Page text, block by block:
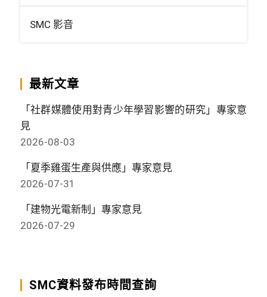
SMC 影音
最新文章
「社群媒體使用對青少年學習影響的研究」專家意
見
2026-08-03
「夏季雞蛋生產與供應」專家意見
2026-07-31
「建物光電新制」專家意見
2026-07-29
SMC資料發布時間查詢